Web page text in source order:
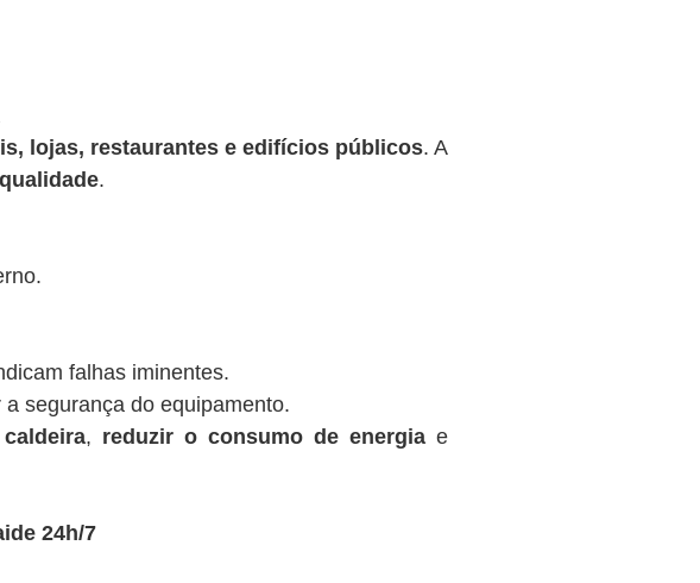
lojas, restaurantes e edifícios públicos. A
.
falhas iminentes.
segurança do equipamento.
, reduzir o consumo de energia e
24h/7